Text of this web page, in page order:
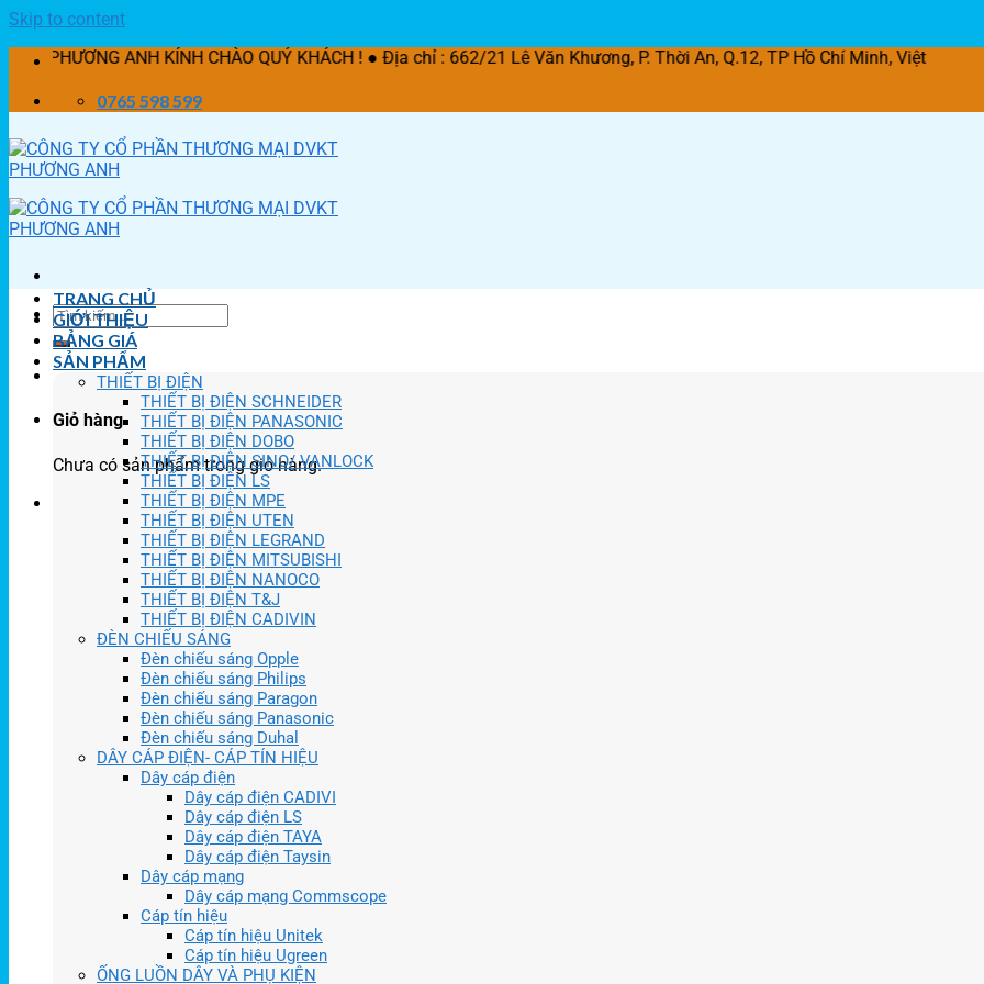
Skip to content
ANH KÍNH CHÀO QUÝ KHÁCH ! ● Địa chỉ : 662/21 Lê Văn Khương, P. Thời An, Q.12, TP Hồ Chí Minh, Việt Nam
0765 598 599
Giỏ hàng
Chưa có sản phẩm trong giỏ hàng.
TRANG CHỦ
GIỚI THIỆU
BẢNG GIÁ
SẢN PHẨM
THIẾT BỊ ĐIỆN
THIẾT BỊ ĐIỆN SCHNEIDER
THIẾT BỊ ĐIỆN PANASONIC
THIẾT BỊ ĐIỆN DOBO
THIẾT BỊ ĐIỆN SINO/ VANLOCK
THIẾT BỊ ĐIỆN LS
THIẾT BỊ ĐIỆN MPE
THIẾT BỊ ĐIỆN UTEN
THIẾT BỊ ĐIỆN LEGRAND
THIẾT BỊ ĐIỆN MITSUBISHI
THIẾT BỊ ĐIỆN NANOCO
THIẾT BỊ ĐIỆN T&J
THIẾT BỊ ĐIỆN CADIVIN
ĐÈN CHIẾU SÁNG
Đèn chiếu sáng Opple
Đèn chiếu sáng Philips
Đèn chiếu sáng Paragon
Đèn chiếu sáng Panasonic
Đèn chiếu sáng Duhal
DÂY CÁP ĐIỆN- CÁP TÍN HIỆU
Dây cáp điện
Dây cáp điện CADIVI
Dây cáp điện LS
Dây cáp điện TAYA
Dây cáp điện Taysin
Dây cáp mạng
Dây cáp mạng Commscope
Cáp tín hiệu
Cáp tín hiệu Unitek
Cáp tín hiệu Ugreen
ỐNG LUỒN DÂY VÀ PHỤ KIỆN